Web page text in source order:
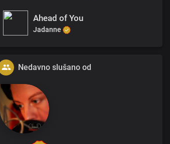
Ahead of You
Jadanne
Nedavno slušano od